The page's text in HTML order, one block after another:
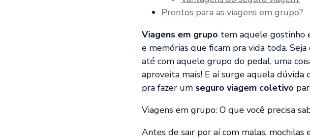
Prontos para as viagens em grupo?
Viagens em grupo tem aquele gostinho
e memórias que ficam pra vida toda.
até com aquele grupo do pedal, uma
aproveita mais! E aí surge aquela
pra fazer um seguro viagem coletivo
Viagens em grupo: O que você precisa
Antes de sair por aí com malas,